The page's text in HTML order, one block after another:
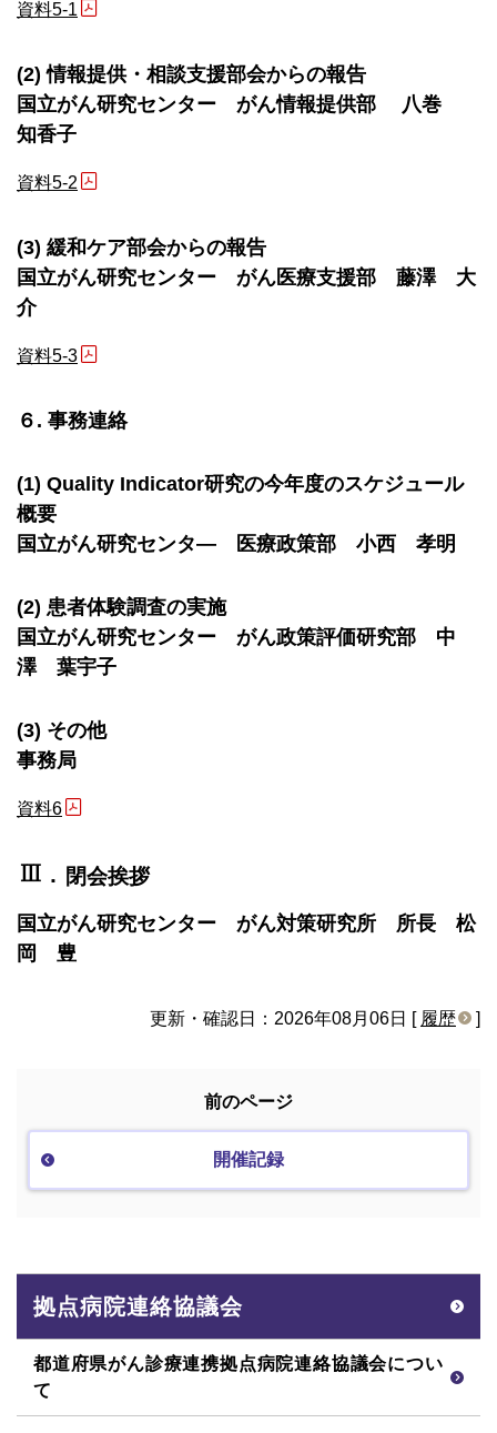
資料5-1
(2) 情報提供・相談支援部会からの報告
国立がん研究センター がん情報提供部 八巻
知香子
資料5-2
(3) 緩和ケア部会からの報告
国立がん研究センター がん医療支援部 藤澤 大
介
資料5-3
６. 事務連絡
(1) Quality Indicator研究の今年度のスケジュール
概要
国立がん研究センタ― 医療政策部 小西 孝明
(2) 患者体験調査の実施
国立がん研究センター がん政策評価研究部 中
澤 葉宇子
(3) その他
事務局
資料6
Ⅲ ． 閉会挨拶
国立がん研究センター がん対策研究所 所長 松
岡 豊
更新・確認日：2026年08月06日 [ 履歴 ]
前のページ
開催記録
拠点病院連絡協議会
都道府県がん診療連携拠点病院連絡協議会につい
て